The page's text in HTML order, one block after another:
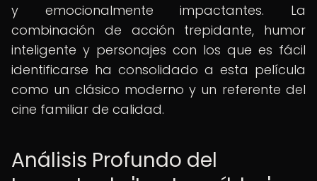
y emocionalmente impactantes. La
combinación de acción trepidante, humor
inteligente y personajes con los que es fácil
identificarse ha consolidado a esta película
como un clásico moderno y un referente del
cine familiar de calidad.
Análisis Profundo del